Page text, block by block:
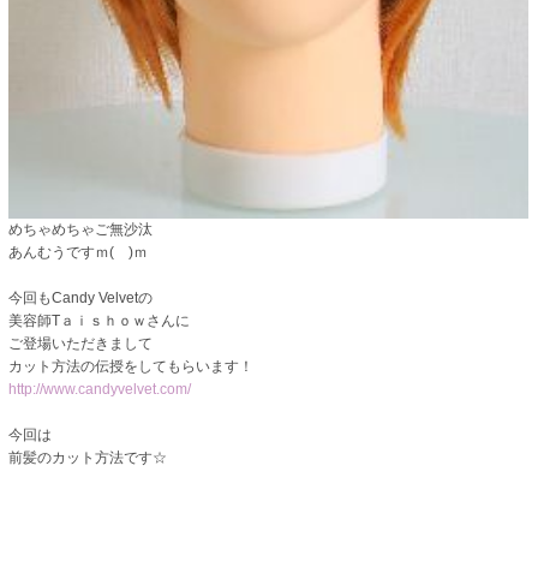
めちゃめちゃご無沙汰
あんむうですｍ( )ｍ
今回もCandy Velvetの
美容師Tａｉｓｈｏｗさんに
ご登場いただきまして
カット方法の伝授をしてもらいます！
http://www.candyvelvet.com/
今回は
前髪のカット方法です☆